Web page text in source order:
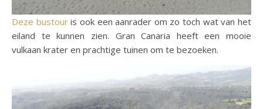
Deze bustouris ook een aanrader om zo toch wat van het
eiland te kunnen zien. Gran Canaria heeft een mooie
vulkaan krater en prachtige tuinen om te bezoeken.